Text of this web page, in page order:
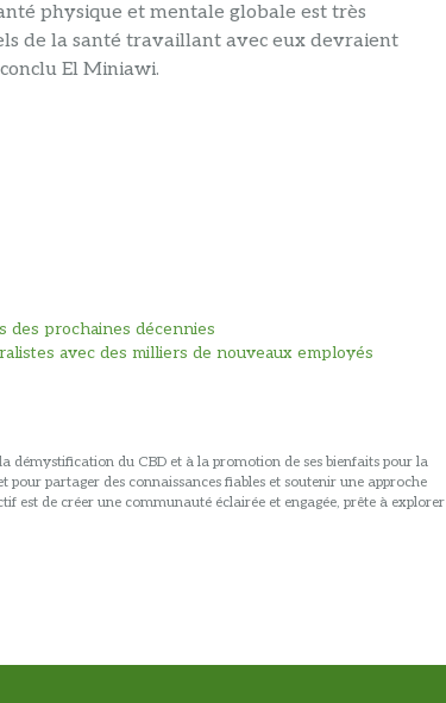
physique et mentale globale est très
de la santé travaillant avec eux devraient
El Miniawi.
des prochaines décennies
avec des milliers de nouveaux employés
démystification du CBD et à la promotion de ses bienfaits pour la
pour partager des connaissances fiables et soutenir une approche
est de créer une communauté éclairée et engagée, prête à explorer